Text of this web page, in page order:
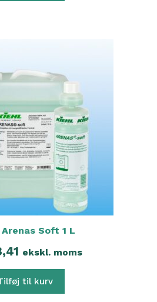
Soft 1 L
ekskl. moms
til kurv